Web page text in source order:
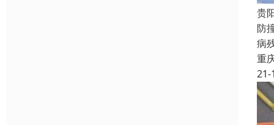
贵
防
病
重
21-